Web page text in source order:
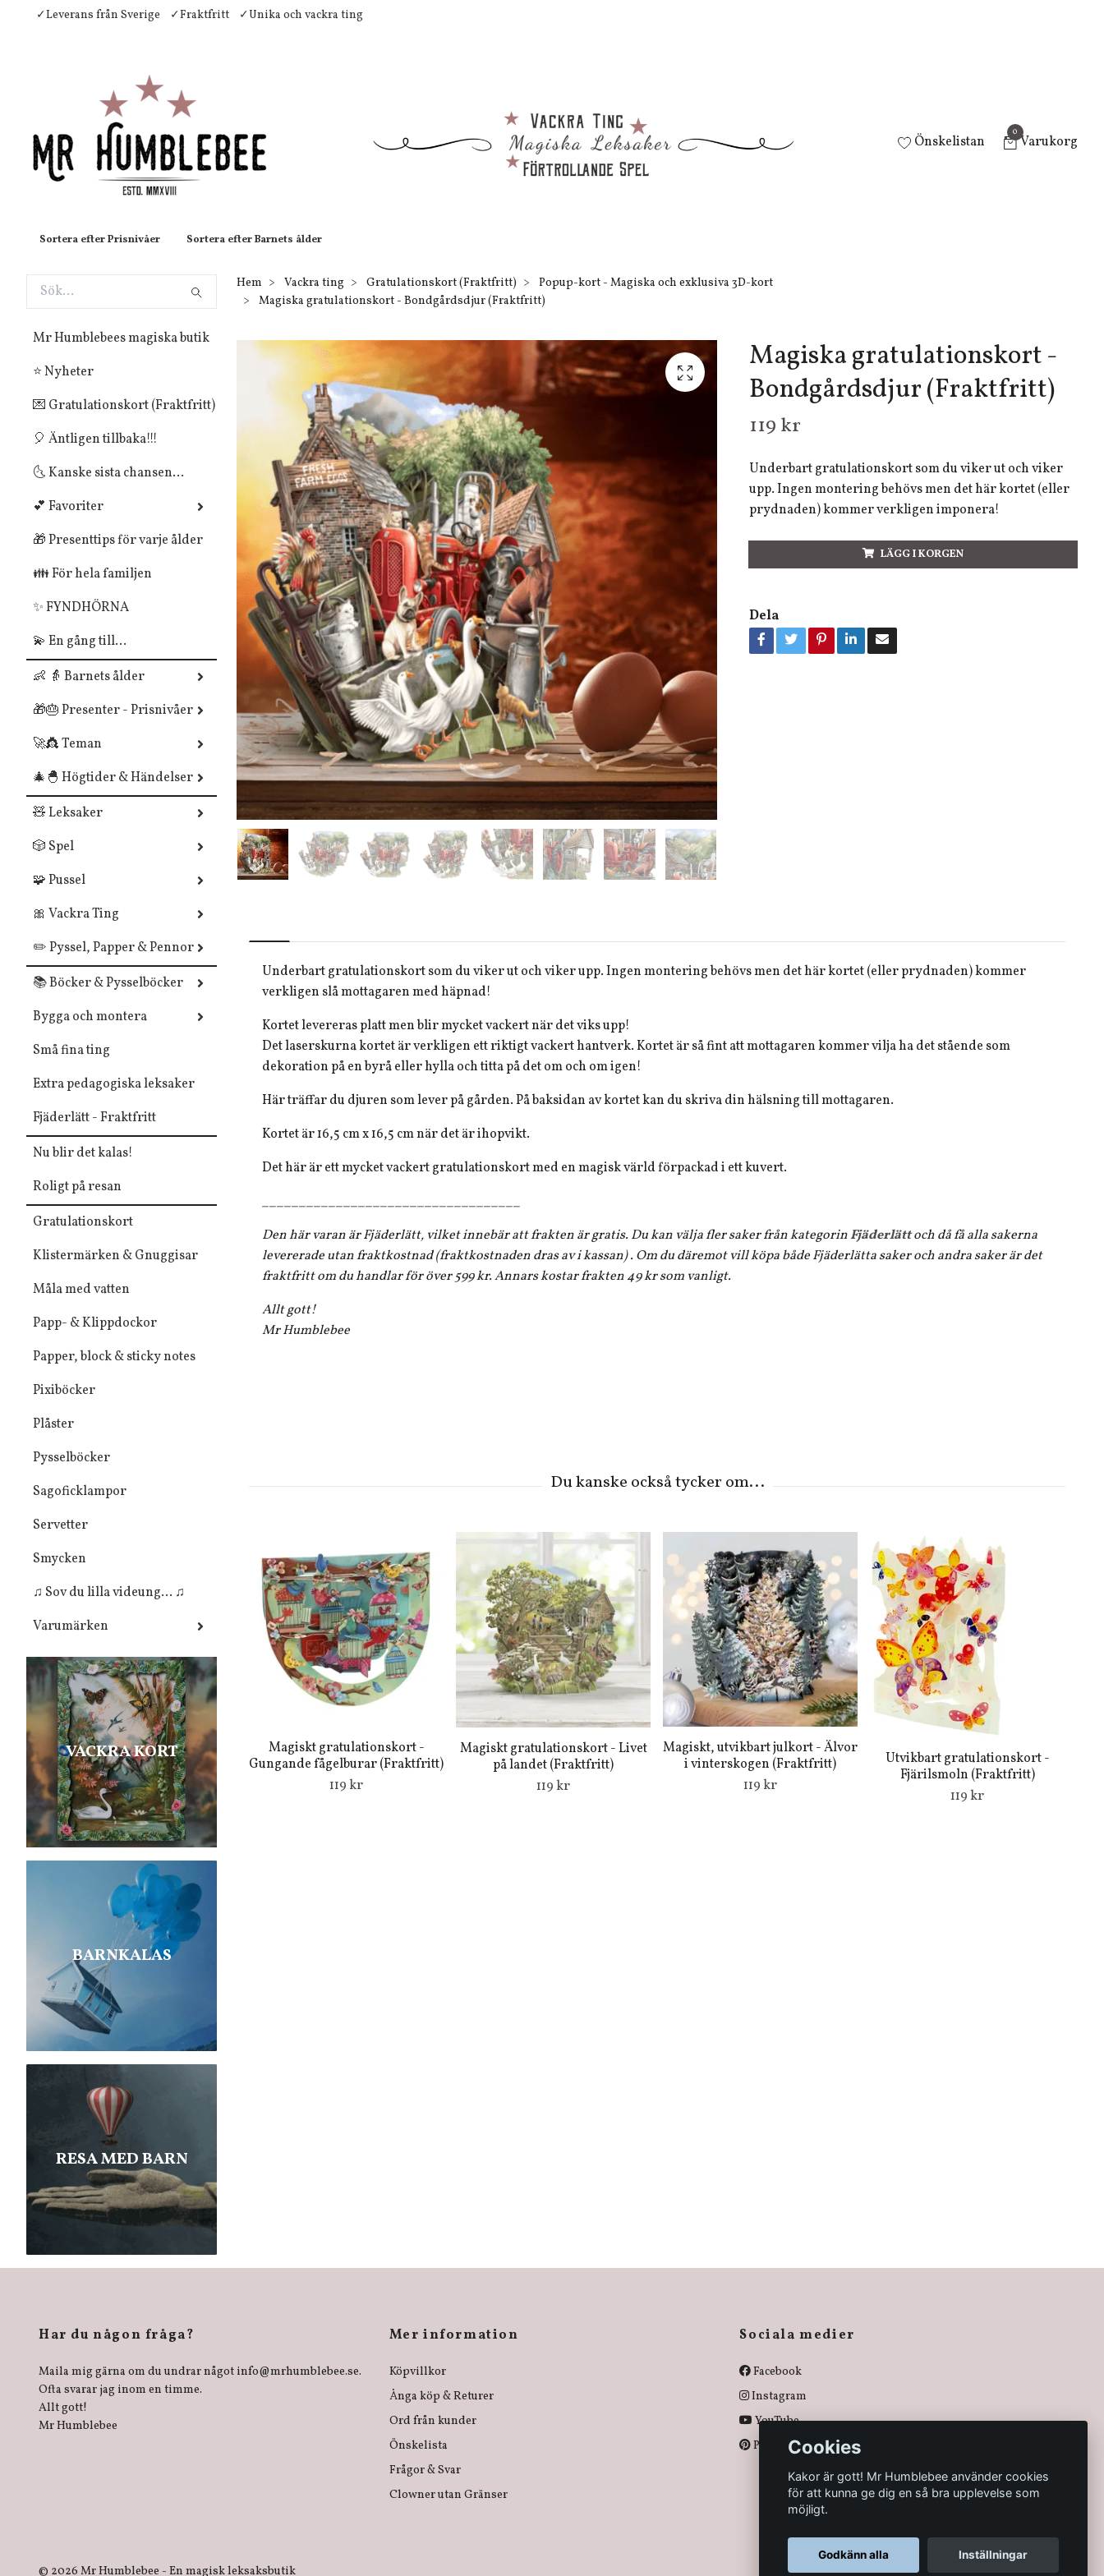
✓Leverans från Sverige ✓Fraktfritt ✓Unika och vackra ting
Önskelistan
0
Varukorg
Sortera efter Prisnivåer Sortera efter Barnets ålder
Mr Humblebees magiska butik
⭐ Nyheter
💌 Gratulationskort (Fraktfritt)
🎈 Äntligen tillbaka!!!
🌜 Kanske sista chansen...
💕 Favoriter
🎁 Presenttips för varje ålder
👪 För hela familjen
✨ FYNDHÖRNA
💫 En gång till...
👶 👵 Barnets ålder
🎁🎂 Presenter - Prisnivåer
🚀👸 Teman
🎄🐣 Högtider & Händelser
🧸 Leksaker
🎲 Spel
🧩 Pussel
🎀 Vackra Ting
✏️ Pyssel, Papper & Pennor
📚 Böcker & Pysselböcker
Bygga och montera
Små fina ting
Extra pedagogiska leksaker
Fjäderlätt - Fraktfritt
Nu blir det kalas!
Roligt på resan
Gratulationskort
Klistermärken & Gnuggisar
Måla med vatten
Papp- & Klippdockor
Papper, block & sticky notes
Pixiböcker
Plåster
Pysselböcker
Sagoficklampor
Servetter
Smycken
♫ Sov du lilla videung... ♫
Varumärken
VACKRA KORT
BARNKALAS
RESA MED BARN
Hem Vackra ting Gratulationskort (Fraktfritt)
Popup-kort - Magiska och exklusiva 3D-kort
Magiska gratulationskort - Bondgårdsdjur (Fraktfritt)
Magiska gratulationskort -
Bondgårdsdjur (Fraktfritt)
119 kr
Underbart gratulationskort som du viker ut och viker
upp. Ingen montering behövs men det här kortet (eller
prydnaden) kommer verkligen imponera!
LÄGG I KORGEN
Dela
Underbart gratulationskort som du viker ut och viker upp. Ingen montering behövs men det här kortet (eller prydnaden) kommer
verkligen slå mottagaren med häpnad!
Kortet levereras platt men blir mycket vackert när det viks upp!
Det laserskurna kortet är verkligen ett riktigt vackert hantverk. Kortet är så fint att mottagaren kommer vilja ha det stående som
dekoration på en byrå eller hylla och titta på det om och om igen!
Här träffar du djuren som lever på gården. På baksidan av kortet kan du skriva din hälsning till mottagaren.
Kortet är 16,5 cm x 16,5 cm när det är ihopvikt.
Det här är ett mycket vackert gratulationskort med en magisk värld förpackad i ett kuvert.
___________________________________
Den här varan är Fjäderlätt, vilket innebär att frakten är gratis. Du kan välja fler saker från kategorinFjäderlättoch då få alla sakerna
levererade utan fraktkostnad (fraktkostnaden dras av i kassan) . Om du däremot vill köpa både Fjäderlätta saker och andra saker är det
fraktfritt om du handlar för över 599 kr. Annars kostar frakten 49 kr som vanligt.
Allt gott!
Mr Humblebee
Magiskt gratulationskort -
Gungande fågelburar (Fraktfritt)
119 kr
Magiskt gratulationskort - Livet
på landet (Fraktfritt)
119 kr
Magiskt, utvikbart julkort - Älvor
i vinterskogen (Fraktfritt)
119 kr
Utvikbart gratulationskort -
Fjärilsmoln (Fraktfritt)
119 kr
Har du någon fråga?
Maila mig gärna om du undrar något info@mrhumblebee.se.
Ofta svarar jag inom en timme.
Allt gott!
Mr Humblebee
Mer information
Köpvillkor
Ånga köp & Returer
Ord från kunder
Önskelista
Frågor & Svar
Clowner utan Gränser
Sociala medier
Facebook
Instagram
YouTube
Pinterest
© 2026 Mr Humblebee - En magisk leksaksbutik
Cookies
Kakor är gott! Mr Humblebee använder cookies
för att kunna ge dig en så bra upplevelse som
möjligt.
Godkänn alla Inställningar